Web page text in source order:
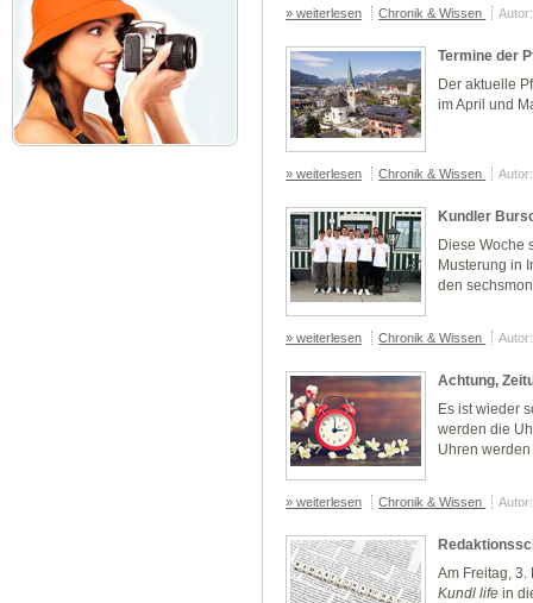
» weiterlesen Chronik & Wissen
Termine der
Der aktuelle
im April und
» weiterlesen Chronik & Wissen
Kundler
Diese Woche
Musterung in
den
» weiterlesen Chronik & Wissen
Achtung,
Es ist wieder
werden die
Uhren
» weiterlesen Chronik & Wissen
Am Freitag, 3.
Kundl life in